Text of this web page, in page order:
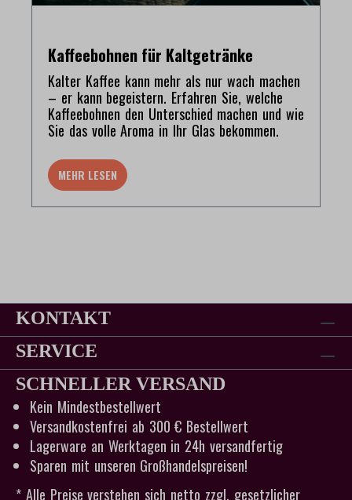
Kaffeebohnen für Kaltgetränke
Kalter Kaffee kann mehr als nur wach machen
– er kann begeistern. Erfahren Sie, welche
Kaffeebohnen den Unterschied machen und wie
Sie das volle Aroma in Ihr Glas bekommen.
MEHR LESEN
KONTAKT
SERVICE
SCHNELLER VERSAND
Kein Mindestbestellwert
Versandkostenfrei ab 300 € Bestellwert
Lagerware an Werktagen in 24h versandfertig
Sparen mit unseren Großhandelspreisen!
* Alle Preise verstehen sich netto zzgl. gesetzlicher